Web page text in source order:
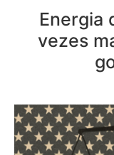
Energia
vezes